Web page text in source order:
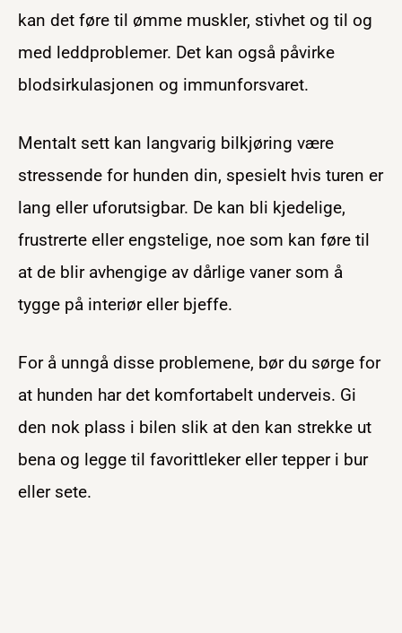
kan det føre til ømme muskler, stivhet og til og
med leddproblemer. Det kan også påvirke
blodsirkulasjonen og immunforsvaret.
Mentalt sett kan langvarig bilkjøring være
stressende for hunden din, spesielt hvis turen er
lang eller uforutsigbar. De kan bli kjedelige,
frustrerte eller engstelige, noe som kan føre til
at de blir avhengige av dårlige vaner som å
tygge på interiør eller bjeffe.
For å unngå disse problemene, bør du sørge for
at hunden har det komfortabelt underveis. Gi
den nok plass i bilen slik at den kan strekke ut
bena og legge til favorittleker eller tepper i bur
eller sete.